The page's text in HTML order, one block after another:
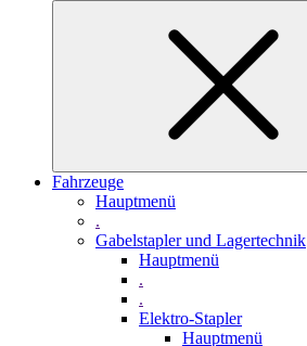
Fahrzeuge
Hauptmenü
.
Gabelstapler und Lagertechnik
Hauptmenü
.
.
Elektro-Stapler
Hauptmenü